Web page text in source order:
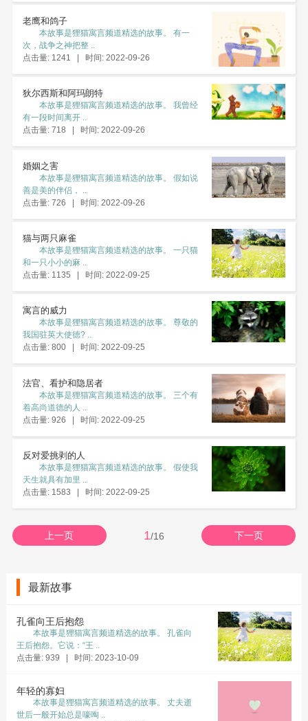
老鹰和鸽子
本故事是狸猫寓言频道精选的故事。 有一
次，战争之神把整 ..
点击量: 1241 | 时间: 2022-09-26
狄尔西斯和阿玛朗特
本故事是狸猫寓言频道精选的故事。 我曾经
有一段时间离开 ..
点击量: 718 | 时间: 2022-09-26
婚姻之害
本故事是狸猫寓言频道精选的故事。 假如说
善是美的伴侣， ..
点击量: 726 | 时间: 2022-09-26
猫与两只麻雀
本故事是狸猫寓言频道精选的故事。 一只猫
和一只小小的麻 ..
点击量: 1135 | 时间: 2022-09-25
寓言的威力
本故事是狸猫寓言频道精选的故事。 尊敬的
我国驻英大使德? ..
点击量: 800 | 时间: 2022-09-25
法官、看护和隐居者
本故事是狸猫寓言频道精选的故事。 三个有
着高尚道德的人 ..
点击量: 926 | 时间: 2022-09-25
反对爱挑剥的人
本故事是狸猫寓言频道精选的故事。 假使我
天生就具有加里 ..
点击量: 1583 | 时间: 2022-09-25
上一页 1/16 下一页
最新故事
孔雀向王后抱怨
本故事是狸猫寓言频道精选的故事。 孔雀向
王后抱怨。它说：“王 ..
点击量: 939 | 时间: 2023-10-09
年轻的寡妇
本故事是狸猫寓言频道精选的故事。 丈夫逝
世后一般开始总是嚎啕 ..